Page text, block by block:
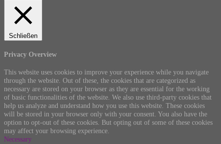
Schließen
Privacy Overview
This website uses cookies to improve your experience while you navigate
through the website. Out of these, the cookies that are categorized as
necessary are stored on your browser as they are essential for the working
of basic functionalities of the website. We also use third-party cookies that
help us analyze and understand how you use this website. These cookies
will be stored in your browser only with your consent. You also have the
option to opt-out of these cookies. But opting out of some of these cookies
may affect your browsing experience.
Necessary